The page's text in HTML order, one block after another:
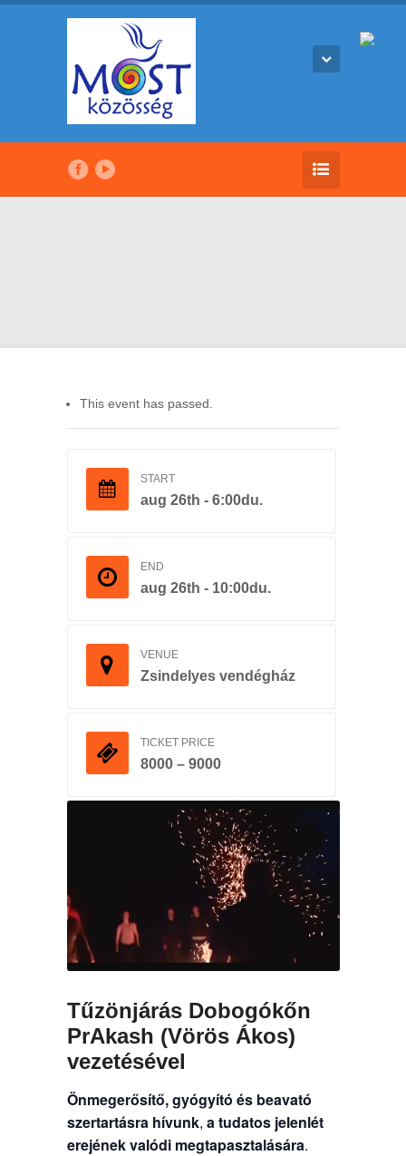
This event has passed.
START
aug 26th - 6:00du.
END
aug 26th - 10:00du.
VENUE
Zsindelyes vendégház
TICKET PRICE
8000 – 9000
Tűzönjárás Dobogókőn
PrAkash (Vörös Ákos)
vezetésével
Önmegerősítő, gyógyító és beavató
szertartásra hívunk, a tudatos jelenlét
erejének valódi megtapasztalására.